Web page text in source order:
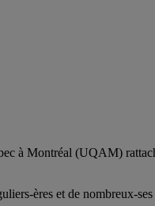
à Montréal (UQAM)
-ères et de nombreux-ses